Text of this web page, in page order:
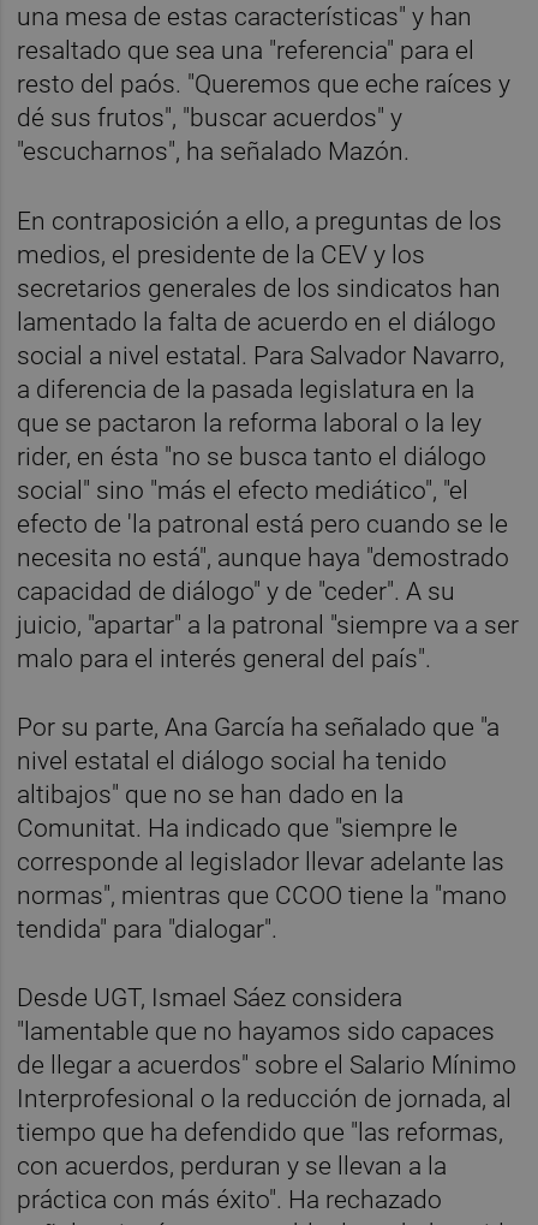
una mesa de estas características" y han
resaltado que sea una "referencia" para el
resto del paós. "Queremos que eche raíces y
dé sus frutos", "buscar acuerdos" y
"escucharnos", ha señalado Mazón.
En contraposición a ello, a preguntas de los
medios, el presidente de la CEV y los
secretarios generales de los sindicatos han
lamentado la falta de acuerdo en el diálogo
social a nivel estatal. Para Salvador Navarro,
a diferencia de la pasada legislatura en la
que se pactaron la reforma laboral o la ley
rider, en ésta "no se busca tanto el diálogo
social" sino "más el efecto mediático", "el
efecto de 'la patronal está pero cuando se le
necesita no está", aunque haya "demostrado
capacidad de diálogo" y de "ceder". A su
juicio, "apartar" a la patronal "siempre va a ser
malo para el interés general del país".
Por su parte, Ana García ha señalado que "a
nivel estatal el diálogo social ha tenido
altibajos" que no se han dado en la
Comunitat. Ha indicado que "siempre le
corresponde al legislador llevar adelante las
normas", mientras que CCOO tiene la "mano
tendida" para "dialogar".
Desde UGT, Ismael Sáez considera
"lamentable que no hayamos sido capaces
de llegar a acuerdos" sobre el Salario Mínimo
Interprofesional o la reducción de jornada, al
tiempo que ha defendido que "las reformas,
con acuerdos, perduran y se llevan a la
práctica con más éxito". Ha rechazado